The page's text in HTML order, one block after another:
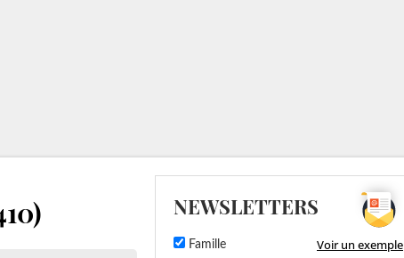
NEWSLETTERS
Famille Voir un exemple